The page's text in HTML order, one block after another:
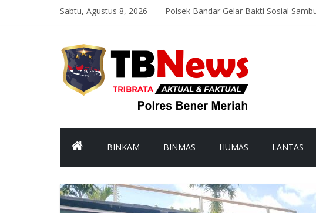
Sabtu, Agustus 8, 2026
Polsek Bandar Gelar Bakti Sosial
Patroli Malam Polsek Wih Pesam
Bhabinkamtibmas Kampung Kerlang
BINKAM BINMAS HUMAS LANTAS